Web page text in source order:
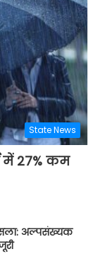
State News
में 27% कम
अल्पसंख्यक